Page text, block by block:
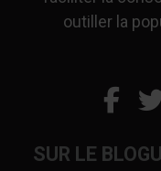
outiller la
SUR LE